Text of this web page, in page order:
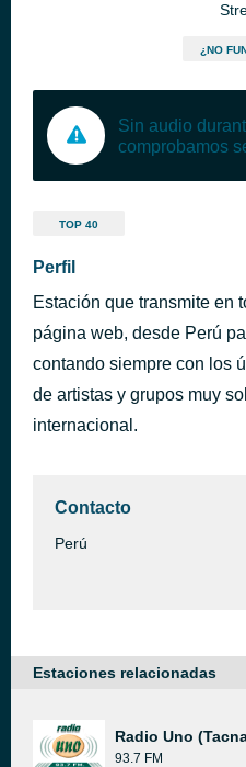
¿NO
Sin audio
comprobamos
TOP 40
Perfil
Estación que transmite en
página web, desde Perú
contando siempre con los
de artistas y grupos muy
internacional.
Contacto
Perú
Estaciones relacionadas
Radio Uno
93.7 FM